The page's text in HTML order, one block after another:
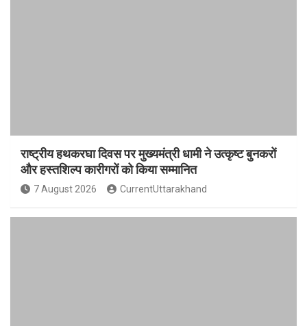
राष्ट्रीय हथकरघा दिवस पर मुख्यमंत्री धामी ने उत्कृष्ट बुनकरों
और हस्तशिल्प कारीगरों को किया सम्मानित
7 August 2026 CurrentUttarakhand